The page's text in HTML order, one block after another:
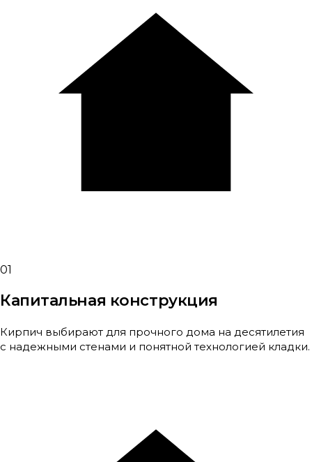
01
Капитальная конструкция
Кирпич выбирают для прочного дома на десятилетия
с надежными стенами и понятной технологией кладки.